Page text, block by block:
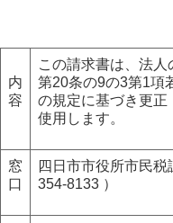
内
容
この請求書は、法
第20条の9の3第1項
の規定に基づき更正
使用します。
窓
口
四日市市役所市民
354-8133 ）